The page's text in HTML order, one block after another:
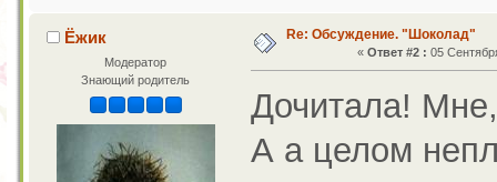
Ёжик
Модератор
Знающий родитель
Re: Обсуждение. "Шоколад"
«Ответ #2 : 05
Дочитала!
А а целом